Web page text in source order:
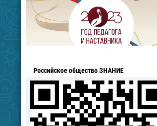
Российское общество ЗНАНИЕ